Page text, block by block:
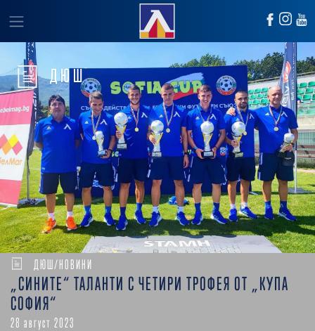
ДЮШ
ДЮШ/НОВИНИ
„СИНИТЕ“ ТАЛАНТИ С ЧЕТИРИ ТРОФЕЯ ОТ „КУПА
СОФИЯ“
28 август 2023